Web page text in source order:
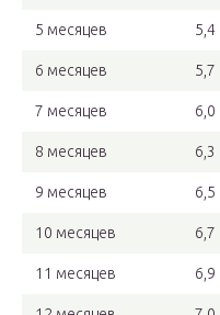
5 месяцев 5,4
6 месяцев 5,7
7 месяцев 6,0
8 месяцев 6,3
9 месяцев 6,5
10 месяцев 6,7
11 месяцев 6,9